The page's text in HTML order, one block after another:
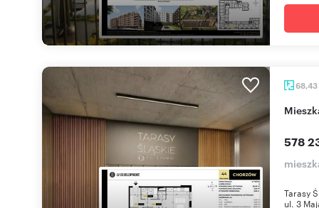
68,43
578
Tarasy
ul. 3